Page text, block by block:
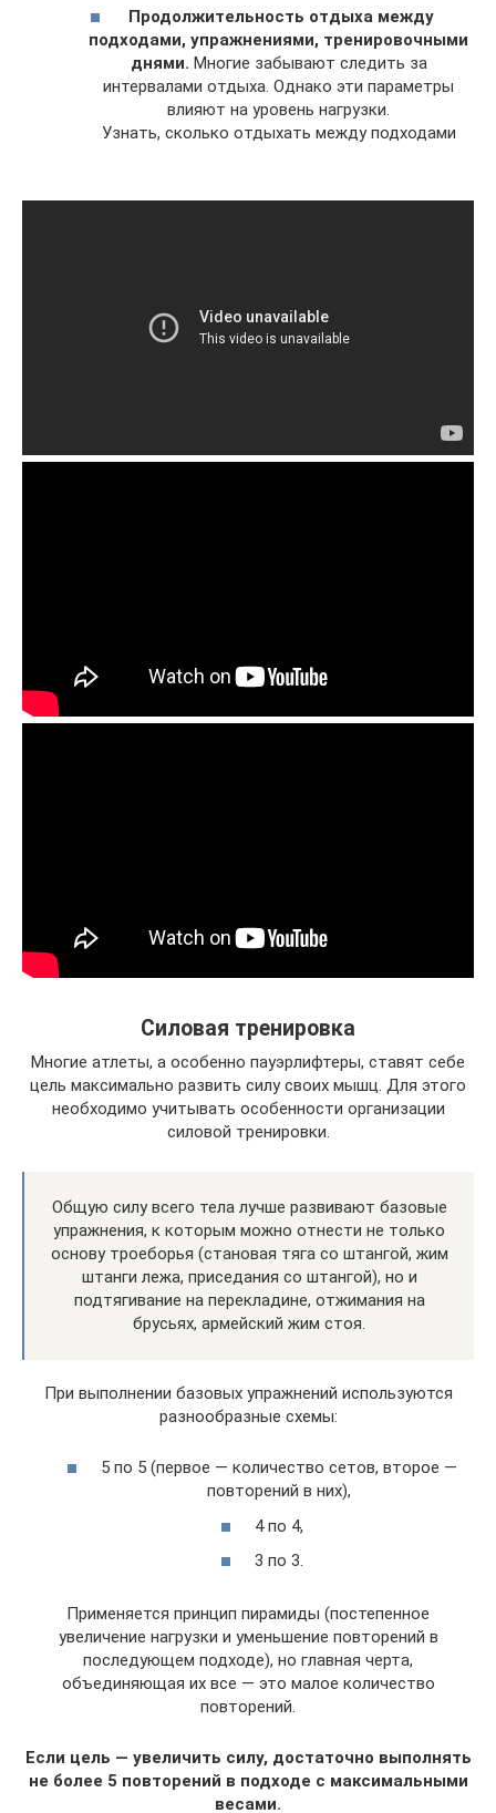
Продолжительность отдыха между
подходами, упражнениями, тренировочными
днями. Многие забывают следить за
интервалами отдыха. Однако эти параметры
влияют на уровень нагрузки.
Узнать, сколько отдыхать между подходами
Силовая тренировка
Многие атлеты, а особенно пауэрлифтеры, ставят себе
цель максимально развить силу своих мышц. Для этого
необходимо учитывать особенности организации
силовой тренировки.
Общую силу всего тела лучше развивают базовые
упражнения, к которым можно отнести не только
основу троеборья (становая тяга со штангой, жим
штанги лежа, приседания со штангой), но и
подтягивание на перекладине, отжимания на
брусьях, армейский жим стоя.
При выполнении базовых упражнений используются
разнообразные схемы:
5 по 5 (первое — количество сетов, второе —
повторений в них),
4 по 4,
3 по 3.
Применяется принцип пирамиды (постепенное
увеличение нагрузки и уменьшение повторений в
последующем подходе), но главная черта,
объединяющая их все — это малое количество
повторений.
Если цель — увеличить силу, достаточно выполнять
не более 5 повторений в подходе с максимальными
весами.